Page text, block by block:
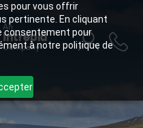
pour vous offrir
pertinente. En cliquant
consentement pour
à notre politique de
An
Intrepid
Company